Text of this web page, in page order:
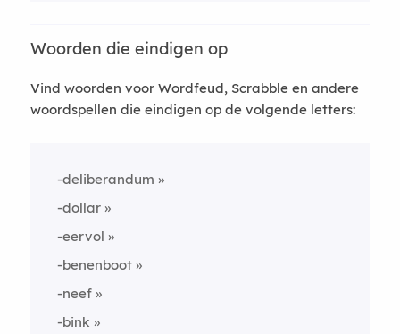
Woorden die eindigen op
Vind woorden voor Wordfeud, Scrabble en andere
woordspellen die eindigen op de volgende letters:
-deliberandum
-dollar
-eervol
-benenboot
-neef
-bink